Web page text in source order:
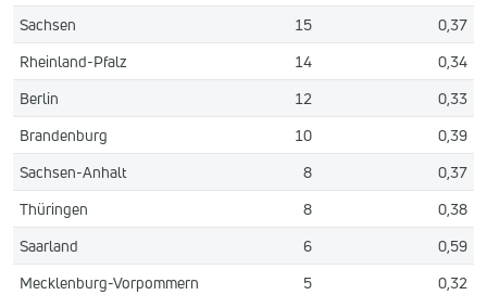
Sachsen
15
0,37
Rheinland-Pfalz
14
0,34
Berlin
12
0,33
Brandenburg
10
0,39
Sachsen-Anhalt
8
0,37
Thüringen
8
0,38
Saarland
6
0,59
Mecklenburg-Vorpommern
5
0,32